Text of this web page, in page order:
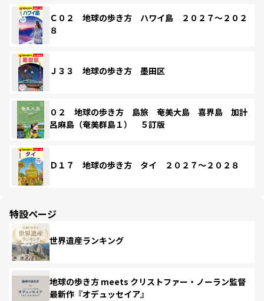
Ｃ０２ 地球の歩き方 ハワイ島 ２０２７～２０２
８
Ｊ３３ 地球の歩き方 墨田区
０２ 地球の歩き方 島旅 奄美大島 喜界島 加計
呂麻島（奄美群島１） ５訂版
Ｄ１７ 地球の歩き方 タイ ２０２７～２０２８
特設ページ
世界遺産ランキング
地球の歩き方 meets クリストファー・ノーラン監督
最新作『オデュッセイア』